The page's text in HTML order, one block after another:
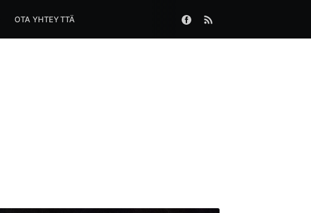
OTA YHTEYTTÄ